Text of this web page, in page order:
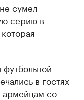
сумел
серию в
в гостях
армейцам со